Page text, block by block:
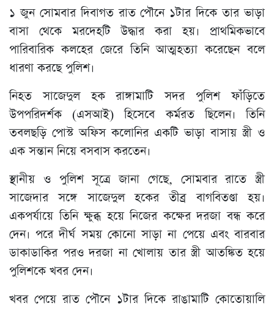
১ জুন সোমবার দিবাগত রাত পৌনে ১টার দিকে তার ভাড়া
বাসা থেকে মরদেহটি উদ্ধার করা হয়। প্রাথমিকভাবে
পারিবারিক কলহের জেরে তিনি আত্মহত্যা করেছেন বলে
ধারণা করছে পুলিশ।
নিহত সাজেদুল হক রাঙ্গামাটি সদর পুলিশ ফাঁড়িতে
উপপরিদর্শক (এসআই) হিসেবে কর্মরত ছিলেন। তিনি
তবলছড়ি পোস্ট অফিস কলোনির একটি ভাড়া বাসায় স্ত্রী ও
এক সন্তান নিয়ে বসবাস করতেন।
স্থানীয় ও পুলিশ সূত্রে জানা গেছে, সোমবার রাতে স্ত্রী
সাজেদার সঙ্গে সাজেদুল হকের তীব্র বাগবিতণ্ডা হয়।
একপর্যায়ে তিনি ক্ষুব্ধ হয়ে নিজের কক্ষের দরজা বন্ধ করে
দেন। পরে দীর্ঘ সময় কোনো সাড়া না পেয়ে এবং বারবার
ডাকাডাকির পরও দরজা না খোলায় তার স্ত্রী আতঙ্কিত হয়ে
পুলিশকে খবর দেন।
খবর পেয়ে রাত পৌনে ১টার দিকে রাঙামাটি কোতোয়ালি